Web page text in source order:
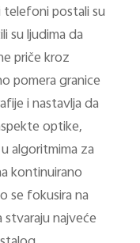
postali su
su ljudima da
priče kroz
pomera granice
i nastavlja da
optike,
algoritmima za
kontinuirano
se fokusira na
stvaraju najveće